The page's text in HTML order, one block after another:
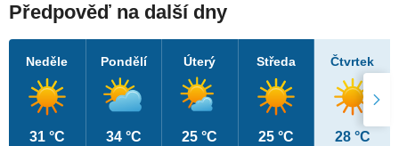
Předpověď na další dny
Neděle
31 °C
Pondělí
34 °C
Úterý
25 °C
Středa
25 °C
Čtvrtek
28 °C